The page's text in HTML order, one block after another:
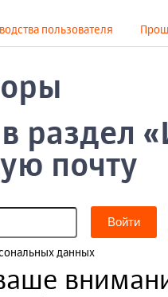
пользователя
раздел
почту
Войти
данных